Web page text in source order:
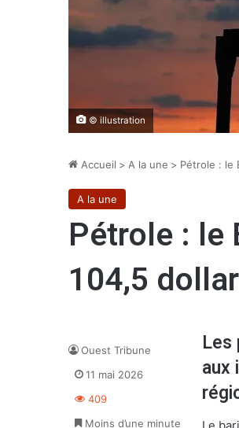
© illustration
Accueil > A la une > Pétrole : le
A la une
Pétrole : le
104,5
Les
aux
Le
Ouest Tribune
11 mai 2026
409
Moins d’une minute